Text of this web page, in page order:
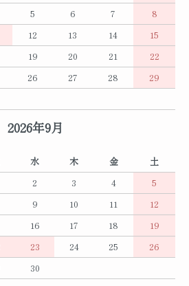
5 6 7
8
12 13 14
15
19 20 21
22
26 27 28
29
2026年9月
水 木 金
土
2 3 4
5
9 10 11
12
16 17 18
19
23 24 25
26
30